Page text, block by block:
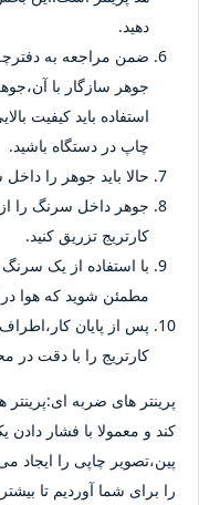
دهید.
ضمن مراجعه به دفترچه
جوهر سازگار با
استفاده باید کیفیت
چاپ در دستگاه باشید.
حالا باید جوهر را
جوهر داخل سرنگ را
کارتریج تزریق کنید.
با استفاده از یک
مطمئن شوید که هوا در
پس از پایان
کارتریج را با دقت
پرینتر های ضربه
کند و معمولا با فشار دادن
پین،تصویر چاپی را ایجاد
را برای شما آوردیم تا